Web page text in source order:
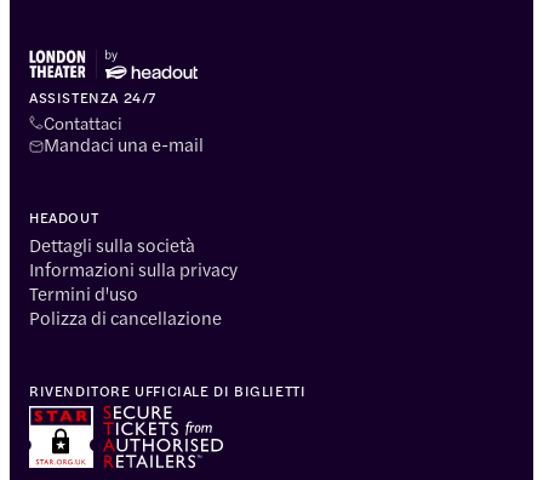
ASSISTENZA 24/7
Contattaci
Mandaci una e-mail
HEADOUT
Dettagli sulla società
Informazioni sulla privacy
Termini d'uso
Polizza di cancellazione
RIVENDITORE UFFICIALE DI BIGLIETTI